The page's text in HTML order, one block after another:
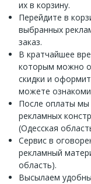
их в корзину.
Перейдите в
выбранных
заказ.
В кратчайшее
которым можно
скидки и
можете
После оплаты мы
рекламных
(Одесская
Сервис в
рекламный
область).
Высылаем